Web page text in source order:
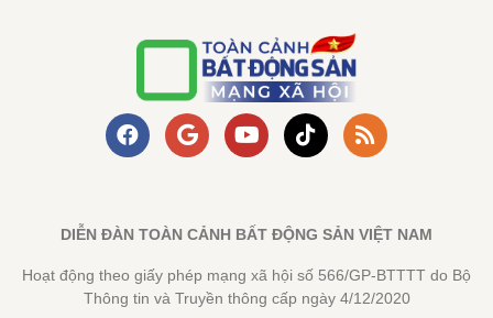
DIỄN ĐÀN TOÀN CẢNH BẤT ĐỘNG SẢN VIỆT NAM
Hoạt động theo giấy phép mạng xã hội số 566/GP-BTTTT do Bộ
Thông tin và Truyền thông cấp ngày 4/12/2020